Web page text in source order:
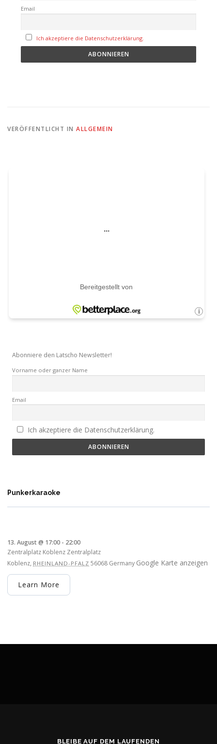
Email
Ich akzeptiere die Datenschutzerklärung.
VERÖFFENTLICHT IN ALLGEMEIN
Abonniere den Latscho Newsletter!
Vorname oder ganzer Name
Email
Ich akzeptiere die Datenschutzerklärung.
Punkerkaraoke
13. August @ 17:00 - 22:00
Zentralplatz Koblenz Zentralplatz
Koblenz, RHEINLAND-PFALZ 56068 Germany Google Karte anzeigen
Learn More
BLEIBE AUF DEM LAUFENDEN